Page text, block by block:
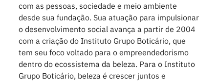
com as pessoas, sociedade e meio ambiente
desde sua fundação. Sua atuação para impulsionar
o desenvolvimento social avança a partir de 2004
com a criação do Instituto Grupo Boticário, que
tem seu foco voltado para o empreendedorismo
dentro do ecossistema da beleza. Para o Instituto
Grupo Boticário, beleza é crescer juntos e